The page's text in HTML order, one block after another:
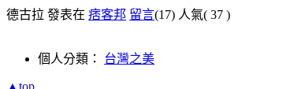
德古拉 發表在 痞客邦 留言(17) 人氣( 37 )
個人分類： 台灣之美
▲top